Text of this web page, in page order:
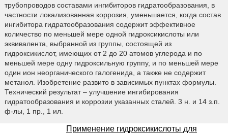
трубопроводов составами ингибиторов гидратообразования, в
частности локализованная коррозия, уменьшается, когда состав
ингибитора гидратообразования содержит эффективное
количество по меньшей мере одной гидроксикислоты или
эквивалента, выбранной из группы, состоящей из
гидроксикислот, имеющих от 2 до 20 атомов углерода и по
меньшей мере одну гидроксильную группу, и по меньшей мере
один ион неорганического галогенида, а также не содержит
метанол. Изобретение развито в зависимых пунктах формулы.
Технический результат – улучшение ингибирования
гидратообразования и коррозии указанных сталей. 3 н. и 14 з.п.
ф-лы, 1 пр., 1 ил.
Применение гидроксикислоты для